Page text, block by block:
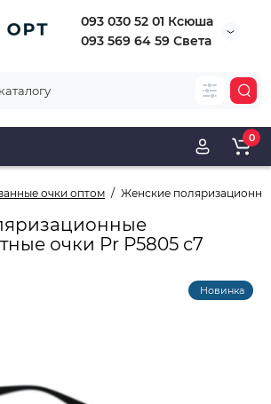
093 030 52 01 Ксюша
093 569 64 59 Света
0
очки оптом Женские
очки Pr Р5805 с7
Новинка